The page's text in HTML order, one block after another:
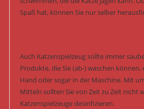
Spaß hat, können Sie nur selber
Auch Katzenspielzeug sollte immer
Produkte, die Sie (ab-) waschen
Hand oder sogar in der Maschine. Mit
Mitteln sollten Sie von Zeit zu Zeit nicht
Katzenspielzeuge desinfizieren.